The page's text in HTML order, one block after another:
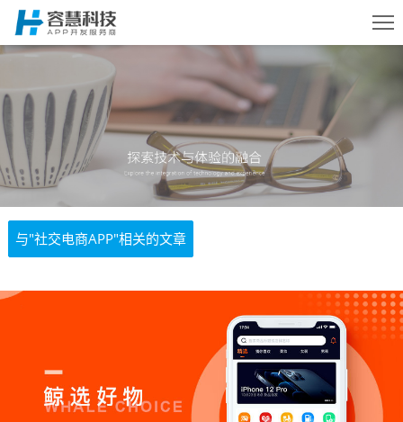
首页
服务
案例
关于
与"社交电商APP"相关的文章